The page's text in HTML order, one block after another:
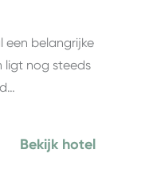
een belangrijke
ligt nog steeds
Bekijk hotel